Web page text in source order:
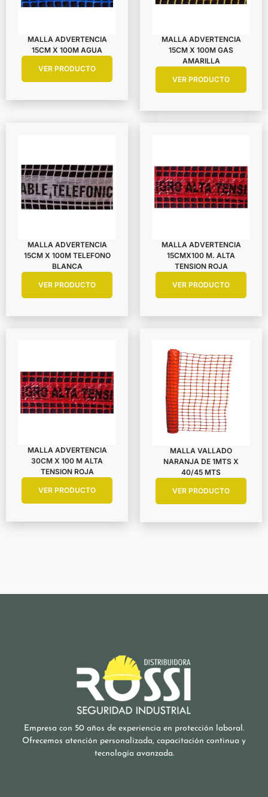
MALLA ADVERTENCIA
15CM X 100M AGUA
VER PRODUCTO
MALLA ADVERTENCIA
15CM X 100M GAS
AMARILLA
VER PRODUCTO
MALLA ADVERTENCIA
15CM X 100M TELEFONO
BLANCA
VER PRODUCTO
MALLA ADVERTENCIA
15CMX100 M. ALTA
TENSION ROJA
VER PRODUCTO
MALLA ADVERTENCIA
30CM X 100 M ALTA
TENSION ROJA
VER PRODUCTO
MALLA VALLADO
NARANJA DE 1MTS X
40/45 MTS
VER PRODUCTO
Empresa con 50 años de experiencia en protección laboral.
Ofrecemos atención personalizada, capacitación continua y
tecnología avanzada.